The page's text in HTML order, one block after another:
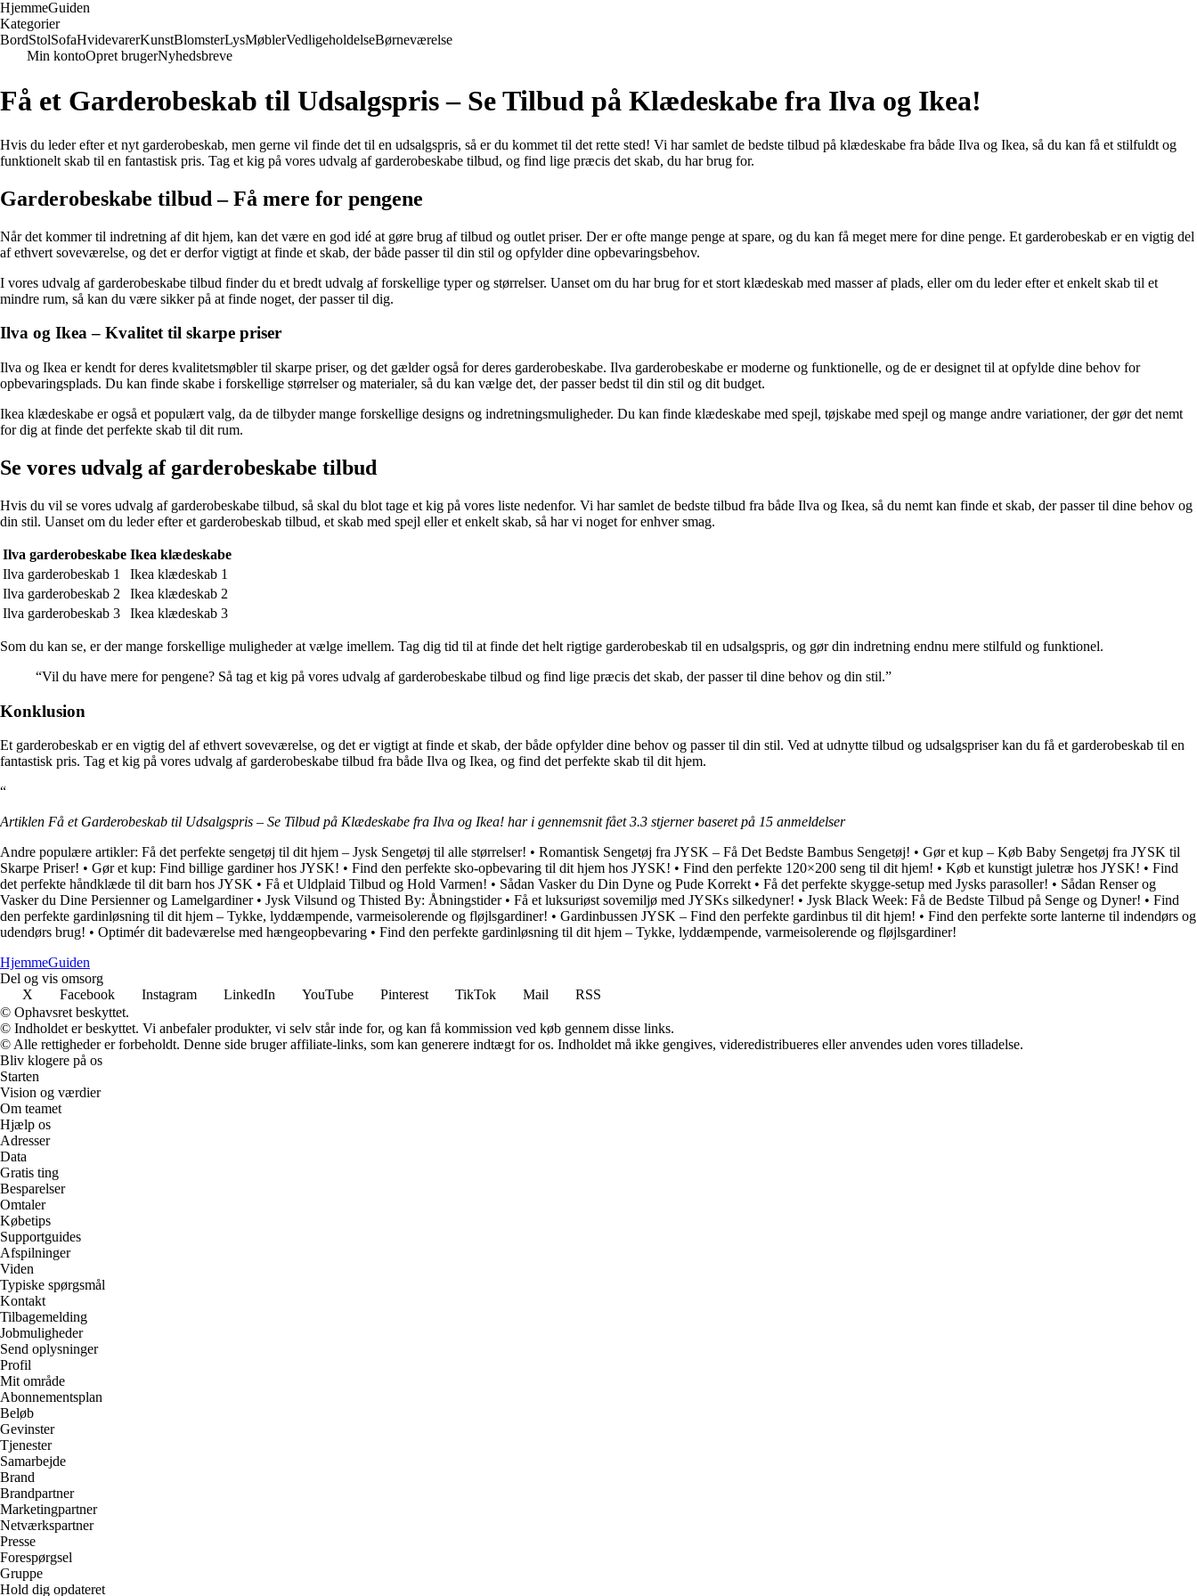
HjemmeGuiden
Kategorier
BordStolSofaHvidevarerKunstBlomsterLysMøblerVedligeholdelseBørneværelse
Min kontoOpret brugerNyhedsbreve
Få et Garderobeskab til Udsalgspris – Se Tilbud på Klædeskabe fra Ilva og Ikea!
Hvis du leder efter et nyt garderobeskab, men gerne vil finde det til en udsalgspris, så er du kommet til det rette sted! Vi har samlet de bedste tilbud på klædeskabe fra både Ilva og Ikea, så du kan få et stilfuldt og
funktionelt skab til en fantastisk pris. Tag et kig på vores udvalg af garderobeskabe tilbud, og find lige præcis det skab, du har brug for.
Garderobeskabe tilbud – Få mere for pengene
Når det kommer til indretning af dit hjem, kan det være en god idé at gøre brug af tilbud og outlet priser. Der er ofte mange penge at spare, og du kan få meget mere for dine penge. Et garderobeskab er en vigtig del
af ethvert soveværelse, og det er derfor vigtigt at finde et skab, der både passer til din stil og opfylder dine opbevaringsbehov.
I vores udvalg af garderobeskabe tilbud finder du et bredt udvalg af forskellige typer og størrelser. Uanset om du har brug for et stort klædeskab med masser af plads, eller om du leder efter et enkelt skab til et
mindre rum, så kan du være sikker på at finde noget, der passer til dig.
Ilva og Ikea – Kvalitet til skarpe priser
Ilva og Ikea er kendt for deres kvalitetsmøbler til skarpe priser, og det gælder også for deres garderobeskabe. Ilva garderobeskabe er moderne og funktionelle, og de er designet til at opfylde dine behov for
opbevaringsplads. Du kan finde skabe i forskellige størrelser og materialer, så du kan vælge det, der passer bedst til din stil og dit budget.
Ikea klædeskabe er også et populært valg, da de tilbyder mange forskellige designs og indretningsmuligheder. Du kan finde klædeskabe med spejl, tøjskabe med spejl og mange andre variationer, der gør det nemt
for dig at finde det perfekte skab til dit rum.
Se vores udvalg af garderobeskabe tilbud
Hvis du vil se vores udvalg af garderobeskabe tilbud, så skal du blot tage et kig på vores liste nedenfor. Vi har samlet de bedste tilbud fra både Ilva og Ikea, så du nemt kan finde et skab, der passer til dine behov og
din stil. Uanset om du leder efter et garderobeskab tilbud, et skab med spejl eller et enkelt skab, så har vi noget for enhver smag.
Ilva garderobeskabe Ikea klædeskabe
Ilva garderobeskab 1
Ikea klædeskab 1
Ilva garderobeskab 2
Ikea klædeskab 2
Ilva garderobeskab 3
Ikea klædeskab 3
Som du kan se, er der mange forskellige muligheder at vælge imellem. Tag dig tid til at finde det helt rigtige garderobeskab til en udsalgspris, og gør din indretning endnu mere stilfuld og funktionel.
“Vil du have mere for pengene? Så tag et kig på vores udvalg af garderobeskabe tilbud og find lige præcis det skab, der passer til dine behov og din stil.”
Konklusion
Et garderobeskab er en vigtig del af ethvert soveværelse, og det er vigtigt at finde et skab, der både opfylder dine behov og passer til din stil. Ved at udnytte tilbud og udsalgspriser kan du få et garderobeskab til en
fantastisk pris. Tag et kig på vores udvalg af garderobeskabe tilbud fra både Ilva og Ikea, og find det perfekte skab til dit hjem.
“
Artiklen Få et Garderobeskab til Udsalgspris – Se Tilbud på Klædeskabe fra Ilva og Ikea! har i gennemsnit fået3.3 stjerner baseret på 15 anmeldelser
Andre populære artikler: Få det perfekte sengetøj til dit hjem – Jysk Sengetøj til alle størrelser! • Romantisk Sengetøj fra JYSK – Få Det Bedste Bambus Sengetøj! • Gør et kup – Køb Baby Sengetøj fra JYSK til
Skarpe Priser! • Gør et kup: Find billige gardiner hos JYSK! • Find den perfekte sko-opbevaring til dit hjem hos JYSK! • Find den perfekte 120×200 seng til dit hjem! • Køb et kunstigt juletræ hos JYSK! • Find
det perfekte håndklæde til dit barn hos JYSK • Få et Uldplaid Tilbud og Hold Varmen! • Sådan Vasker du Din Dyne og Pude Korrekt • Få det perfekte skygge-setup med Jysks parasoller! • Sådan Renser og
Vasker du Dine Persienner og Lamelgardiner• Jysk Vilsund og Thisted By: Åbningstider• Få et luksuriøst sovemiljø med JYSKs silkedyner! • Jysk Black Week: Få de Bedste Tilbud på Senge og Dyner! • Find
den perfekte gardinløsning til dit hjem – Tykke, lyddæmpende, varmeisolerende og fløjlsgardiner! • Gardinbussen JYSK – Find den perfekte gardinbus til dit hjem! • Find den perfekte sorte lanterne til indendørs og
udendørs brug! • Optimér dit badeværelse med hængeopbevaring • Find den perfekte gardinløsning til dit hjem – Tykke, lyddæmpende, varmeisolerende og fløjlsgardiner!
HjemmeGuiden
Del og vis omsorg
X
Facebook Instagram LinkedIn YouTube Pinterest TikTok Mail
RSS
© Ophavsret beskyttet.
© Indholdet er beskyttet. Vi anbefaler produkter, vi selv står inde for, og kan få kommission ved køb gennem disse links.
© Alle rettigheder er forbeholdt. Denne side bruger affiliate-links, som kan generere indtægt for os. Indholdet må ikke gengives, videredistribueres eller anvendes uden vores tilladelse.
Bliv klogere på os
Starten
Vision og værdier
Om teamet
Hjælp os
Adresser
Data
Gratis ting
Besparelser
Omtaler
Købetips
Supportguides
Afspilninger
Viden
Typiske spørgsmål
Kontakt
Tilbagemelding
Jobmuligheder
Send oplysninger
Profil
Mit område
Abonnementsplan
Beløb
Gevinster
Tjenester
Samarbejde
Brand
Brandpartner
Marketingpartner
Netværkspartner
Presse
Forespørgsel
Gruppe
Hold dig opdateret